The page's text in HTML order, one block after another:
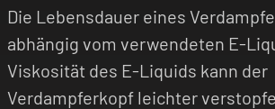
Die Lebensdauer eines
abhängig vom verwendeten E-
Viskosität des E-Liquids kann der
Verdampferkopf leichter